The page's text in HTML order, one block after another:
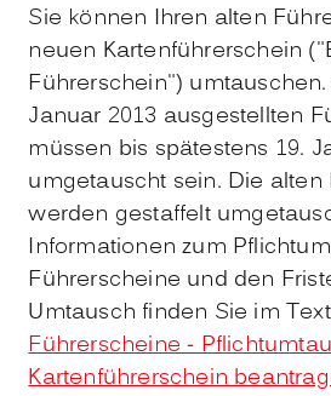
Sie können Ihren alten
neuen Kartenführerschein
Führerschein")
Januar 2013 ausgestellten
müssen bis spätestens 19.
umgetauscht sein. Die alten
werden gestaffelt
Informationen zum
Führerscheine und den
Umtausch finden Sie im
Führerscheine -
Kartenführerschein